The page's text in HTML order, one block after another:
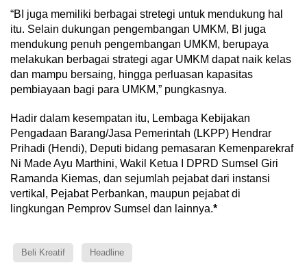
“BI juga memiliki berbagai stretegi untuk mendukung hal
itu. Selain dukungan pengembangan UMKM, BI juga
mendukung penuh pengembangan UMKM, berupaya
melakukan berbagai strategi agar UMKM dapat naik kelas
dan mampu bersaing, hingga perluasan kapasitas
pembiayaan bagi para UMKM,” pungkasnya.
Hadir dalam kesempatan itu, Lembaga Kebijakan
Pengadaan Barang/Jasa Pemerintah (LKPP) Hendrar
Prihadi (Hendi), Deputi bidang pemasaran Kemenparekraf
Ni Made Ayu Marthini, Wakil Ketua I DPRD Sumsel Giri
Ramanda Kiemas, dan sejumlah pejabat dari instansi
vertikal, Pejabat Perbankan, maupun pejabat di
lingkungan Pemprov Sumsel dan lainnya.*
Beli Kreatif Headline